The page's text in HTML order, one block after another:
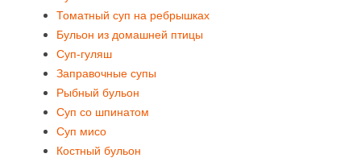
Томатный суп на ребрышках
Бульон из домашней птицы
Суп-гуляш
Заправочные супы
Рыбный бульон
Суп со шпинатом
Суп мисо
Костный бульон